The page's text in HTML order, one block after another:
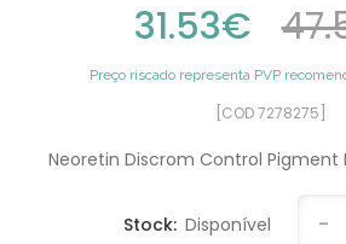
31.53€
Preço riscado representa PVP
[COD 7278275]
Neoretin Discrom Control Pigment
Stock: Disponível -